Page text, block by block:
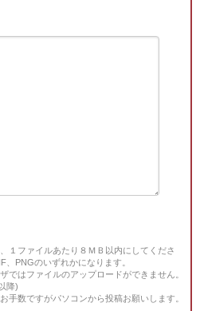
１ファイルあたり８ＭＢ以内にしてくださ
PNGのいずれかになります。
ではファイルのアップロードができません。
降)
手数ですがパソコンから投稿お願いします。